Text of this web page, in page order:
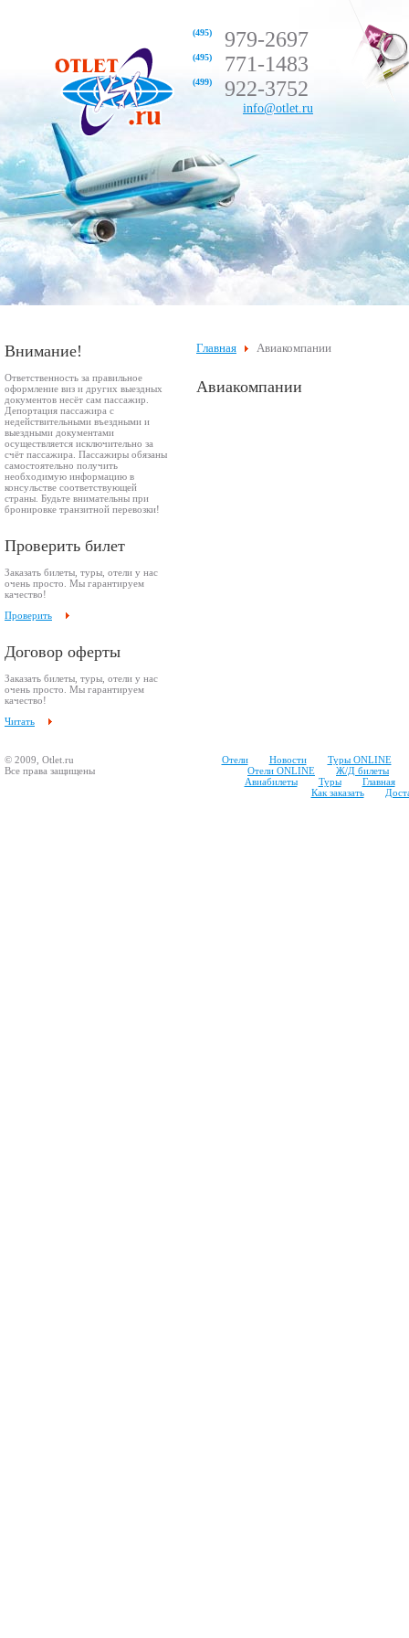
(495) 979-2697
(495) 771-1483
(499) 922-3752
info@otlet.ru
Внимание!
Ответственность за правильное
оформление виз и других выездных
документов несёт сам пассажир.
Депортация пассажира с
недействительными въездными и
выездными документами
осуществляется исключительно за
счёт пассажира. Пассажиры обязаны
самостоятельно получить
необходимую информацию в
консульстве соответствующей
страны. Будьте внимательны при
бронировке транзитной перевозки!
Проверить билет
Заказать билеты, туры, отели у нас
очень просто. Мы гарантируем
качество!
Проверить
Договор оферты
Заказать билеты, туры, отели у нас
очень просто. Мы гарантируем
качество!
Читать
Главная Авиакомпании
Авиакомпании
© 2009, Otlet.ru
Все права защищены
Отели Новости
Туры ONLINE
Отели ONLINE
Ж/Д билеты
Авиабилеты
Туры
Главная
Как заказать